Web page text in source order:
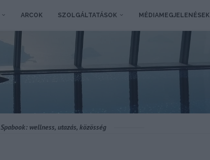
ARCOK SZOLGÁLTATÁSOK MÉDIAMEGJELENÉSEK
Spabook: wellness, utazás, közösség